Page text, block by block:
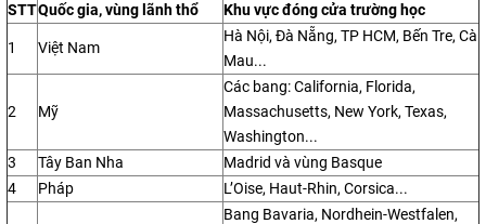
STTQuốc gia, vùng lãnh thổ Khu vực đóng cửa trường học
1 Việt Nam
Hà Nội, Đà Nẵng, TP HCM, Bến Tre, Cà
Mau...
2 Mỹ
Các bang: California, Florida,
Massachusetts, New York, Texas,
Washington...
3
Tây Ban Nha
Madrid và vùng Basque
4
Pháp L’Oise, Haut-Rhin, Corsica...
Bang Bavaria, Nordhein-Westfalen,